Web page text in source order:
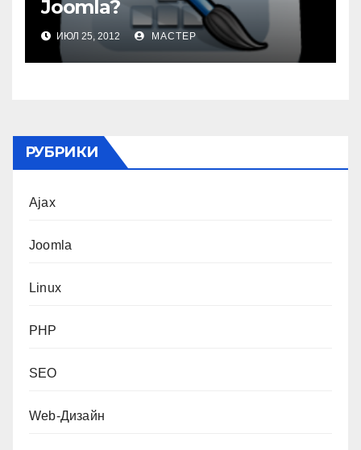
Joomla?
ИЮЛ 25, 2012 МАСТЕР
РУБРИКИ
Ajax
Joomla
Linux
PHP
SEO
Web-Дизайн